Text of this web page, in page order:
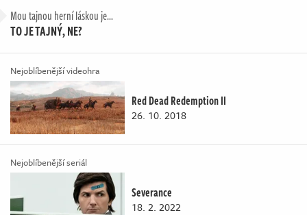
Mou tajnou herní láskou je…
TO JE TAJNÝ, NE?
Nejoblíbenější videohra
Red Dead Redemption II
26. 10. 2018
Nejoblíbenější seriál
Severance
18. 2. 2022